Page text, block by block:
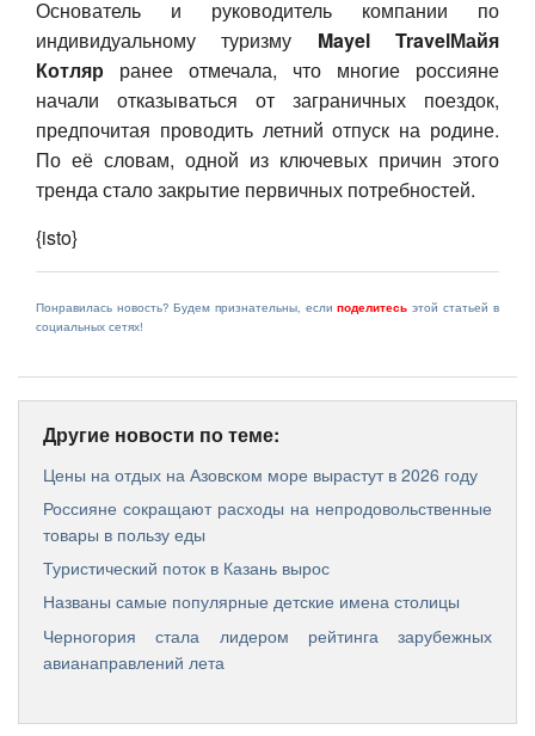
отели. Этот выборобусловлен возможностью
разместить всю семью и наличием удобств для
стирки и готовки. Привыбор е жилья россияне
обращают внимание на местоположение, наличие
Wi-Fi, отдельных спален и возможность
размещения с домашними животными. В среднем,
такие поездки длятся около шести суток.
Основатель и руководитель компании по
индивидуальному туризмуMayel TravelМайя
Котлярранее отмечала, что многие россияне
начали отказываться от заграничных поездок,
По её словам, одной из ключевых причин этого
тренда стало закрытие первичных потребностей.
{isto}
Понравилась новость? Будем признательны, если
социальных сетях!
Другие новости по теме: